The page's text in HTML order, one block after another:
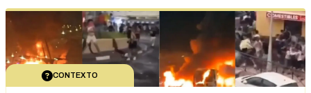
CONTEXTO